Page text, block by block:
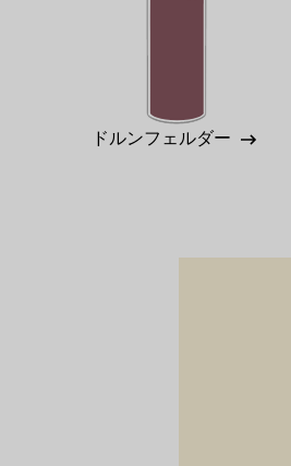
ドルンフェルダー